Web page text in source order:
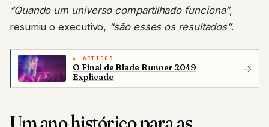
“Quando um universo compartilhado funciona”,
resumiu o executivo, “são esses os resultados”.
ARTIGOS
O Final de Blade Runner 2049
Explicado
→